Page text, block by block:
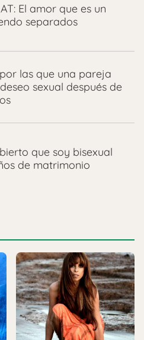
El amor que es un
separados
las que una pareja
sexual después de
que soy bisexual
de matrimonio